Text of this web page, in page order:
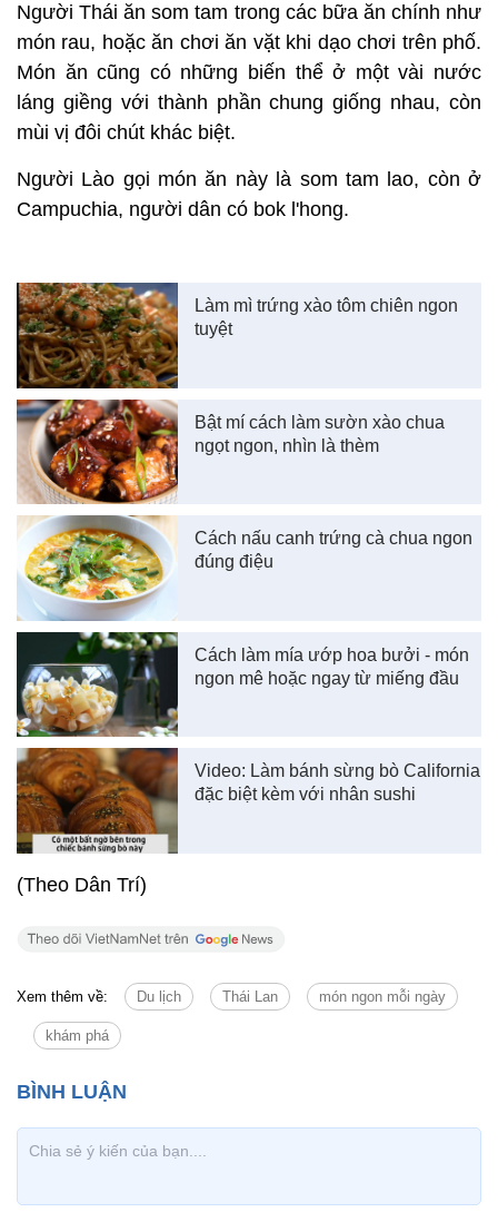
Người Thái ăn som tam trong các bữa ăn chính như
món rau, hoặc ăn chơi ăn vặt khi dạo chơi trên phố.
Món ăn cũng có những biến thể ở một vài nước
láng giềng với thành phần chung giống nhau, còn
mùi vị đôi chút khác biệt.
Người Lào gọi món ăn này là som tam lao, còn ở
Campuchia, người dân có bok l'hong.
Làm mì trứng xào tôm chiên ngon
tuyệt
Bật mí cách làm sườn xào chua
ngọt ngon, nhìn là thèm
Cách nấu canh trứng cà chua ngon
đúng điệu
Cách làm mía ướp hoa bưởi - món
ngon mê hoặc ngay từ miếng đầu
Video: Làm bánh sừng bò California
đặc biệt kèm với nhân sushi
(Theo Dân Trí)
Xem thêm về: Du lịch Thái Lan món ngon mỗi ngày
khám phá